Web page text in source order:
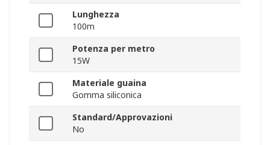
Lunghezza
100m
Potenza per metro
15W
Materiale guaina
Gomma siliconica
Standard/Approvazioni
No